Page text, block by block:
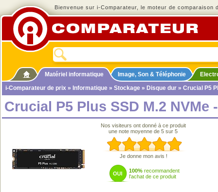
Bienvenue sur i-Comparateur, le moteur de comparaison
Matériel informatique Image, Son & Téléphonie
i-Comparateur de prix » Informatique » Stockage » Disque dur » Crucial P5
Crucial P5 Plus SSD M.2 NVMe
Nos visiteurs ont donné à ce produit
une note moyenne de 5 sur 5
Je donne mon avis !
100% recommandent
l'achat de ce produit